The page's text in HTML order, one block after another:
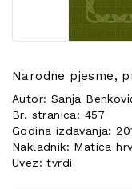
Narodne pjesme,
Autor: Sanja
Br. stranica: 457
Godina izdavanja:
Nakladnik: Matica
Uvez: tvrdi